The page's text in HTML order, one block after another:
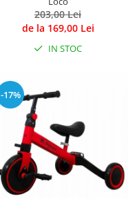
203,00 Lei
de la 169,00 Lei
IN STOC
-17%